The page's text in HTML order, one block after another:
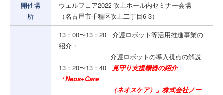
開催場
所
ウェルフェア2022 吹上ホール内セミナー会場
（名古屋市千種区吹上二丁目6-3）
13：00〜13：20 介護ロボット等活用推進事業の
紹介・
介護ロボットの導入視点の解説
13：20〜13：40
見守り支援機器の紹介
「Neos+Care
（ネオスケア）」株式会社ノー